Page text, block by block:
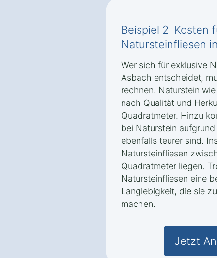
Beispiel 2: Kosten
Natursteinfliesen
Wer sich für exklusive
Asbach entscheidet,
rechnen. Naturstein
nach Qualität und
Quadratmeter. Hinzu
bei Naturstein
ebenfalls teurer sind.
Natursteinfliesen
Quadratmeter liegen.
Natursteinfliesen eine
Langlebigkeit, die sie
machen.
Jetzt